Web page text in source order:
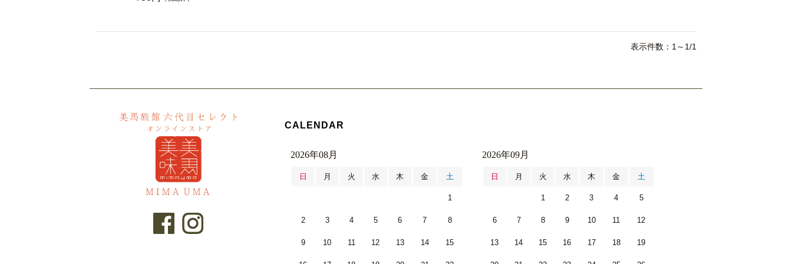
表示件数：1～1/1
CALENDAR
2026年08月
日 月 火 水 木 金 土
1
2 3 4 5 6 7 8
9 10 11 12 13 14 15
2026年09月
日 月 火 水 木 金 土
1 2 3 4 5
6 7 8 9 10 11 12
13 14 15 16 17 18 19